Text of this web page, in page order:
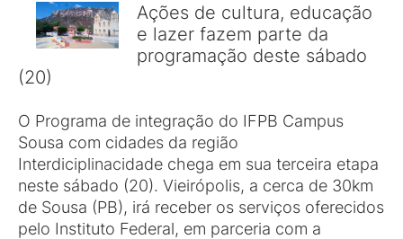
Ações de cultura, educação
e lazer fazem parte da
programação deste sábado
(20)
O Programa de integração do IFPB Campus
Sousa com cidades da região
Interdiciplinacidade chega em sua terceira etapa
neste sábado (20). Vieirópolis, a cerca de 30km
de Sousa (PB), irá receber os serviços oferecidos
pelo Instituto Federal, em parceria com a